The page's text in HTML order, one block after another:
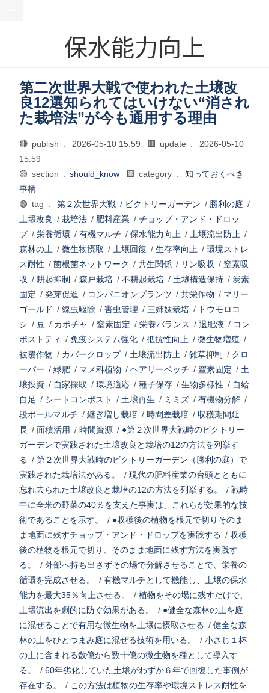
保水能力向上
第二次世界大戦で使われた土壌改
良12選知られてはいけない“消され
た栽培法”が今も通用する理由
🔴 publish : 2026-05-10 15:59 🟥 update :
2026-05-10
15:59
🟡 section : should_know 🟨 category :
知っておくべき
事柄
🟢 tag :
第２次世界大戦 / ビクトリーガーデン / 勝利の庭 /
土壌改良 / 栽培法 / 肥料産業 / チョップ・アンド・ドロッ
プ/ 栄養循環 / 有機マルチ / 保水能力向上 / 土壌流出防止 /
森林の土 / 微生物摂取 / 土壌回復 / 生存率向上 / 環境ストレ
ス耐性 / 菌根菌ネットワーク / 共生関係 / リン吸収 / 窒素吸
収 / 耕起抑制 / 森戸栽培 / 不耕起栽培 / 土壌構造保持 / 炭素
固定 / 発芽促進 / コンパニオンプランツ / 共栄作物 / マリー
ゴールド / 線虫駆除 / 害虫管理 / 三姉妹栽培 / トウモロコ
シ / 豆 / カボチャ / 窒素固定 / 栄養バランス / 退肥液 / コン
ポストティ
/ 免疫システム強化 / 抵抗性向上 / 微生物増殖 /
被覆作物 / カバークロップ/ 土壌流出防止 / 雑草抑制 / クロ
ーバー / 緑肥 / マメ科植物 / ヘアリーベッチ / 窒素固定 / 土
壌投資 / 自家採取 / 環境適応 / 種子保存 / 生物多様性 / 自給
自足 / シートコンポスト / 土壌再生 / ミミズ / 有機物分解 /
段ボールマルチ / 継ぎ増し栽培 / 時間差栽培 / 収穫期間延
長 / 面積活用 / 時間資源 / ●第２次世界大戦時のビクトリー
ガーデンで実践された土壌改良と栽培の12の方法を列挙す
る / 第２次世界大戦時のビクトリーガーデン（勝利の庭）で
実践された栽培法がある。
/ 現代の肥料産業の台頭とともに
忘れ去られた土壌改良と栽培の12の方法を列挙する。
/ 戦時
中に全米の野菜の40％を支えた事実は、これらが効果的な技
術であることを示す。
/ ●収穫後の植物を根元で切りそのま
ま地面に残すチョップ・アンド・ドロップを実践する / 収穫
後の植物を根元で切り、そのまま地面に残す方法を実践す
る。
/ 外部へ持ち出さずその場で分解させることで、栄養の
循環を完成させる。
/ 有機マルチとして機能し、土壌の保水
能力を最大35％向上させる。
/ 植物をその場に残すだけで、
土壌流出を劇的に防ぐ効果がある。
/ ●健全な森林の土を庭
に混ぜることで有用な微生物を土壌に摂取させる / 健全な森
林の土をひとつまみ庭に混ぜる技術を用いる。
/ 小さじ１杯
の土に含まれる数億から数十億の微生物を種として導入す
る。
/ 60年劣化していた土壌がわずか６年で回復した事例が
存在する。
/ この方法は植物の生存率や環境ストレス耐性を